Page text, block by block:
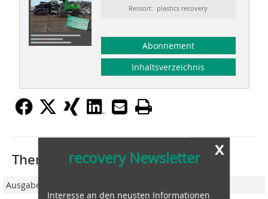
Ressort: plastics recovery
Abonnement
Inhaltsverzeichnis
x
recovery Newsletter
Interesse an den neusten Informationen
Thematisch passende Artikel:
Ausgabe 03/2022